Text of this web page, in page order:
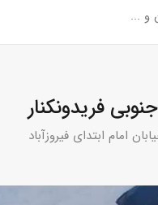
فریدونکنار
امام ابتدای فیروزآباد